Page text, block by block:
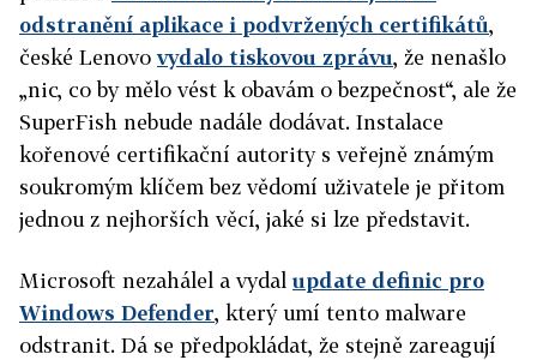
odstranění aplikace i podvržených certifikátů,
české Lenovovydalo tiskovou zprávu, že nenašlo
„nic, co by mělo vést k obavám o bezpečnost“, ale že
SuperFish nebude nadále dodávat. Instalace
kořenové certifikační autority s veřejně známým
soukromým klíčem bez vědomí uživatele je přitom
jednou z nejhorších věcí, jaké si lze představit.
Microsoft nezahálel a vydalupdate definic pro
Windows Defender, který umí tento malware
odstranit. Dá se předpokládat, že stejně zareagují